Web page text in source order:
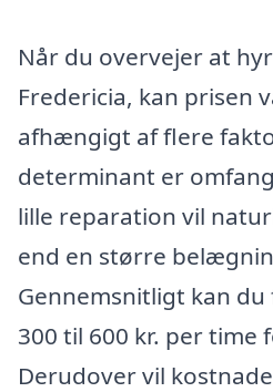
Når du overvejer at
Fredericia, kan prisen
afhængigt af flere
determinant er
lille reparation vil
end en større
Gennemsnitligt kan
300 til 600 kr. per
Derudover vil